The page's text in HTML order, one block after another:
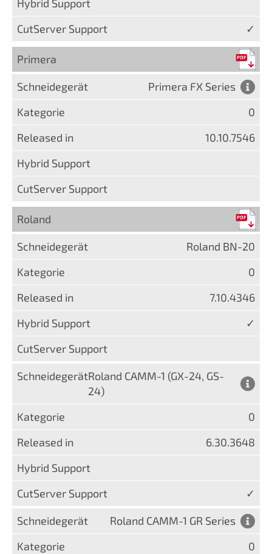
✓
Primera
Primera FX Series
0
10.10.7546
Roland
Roland BN-20
0
7.10.4346
✓
Roland CAMM-1 (GX-24, GS-
24)
0
6.30.3648
✓
Roland CAMM-1 GR Series
0